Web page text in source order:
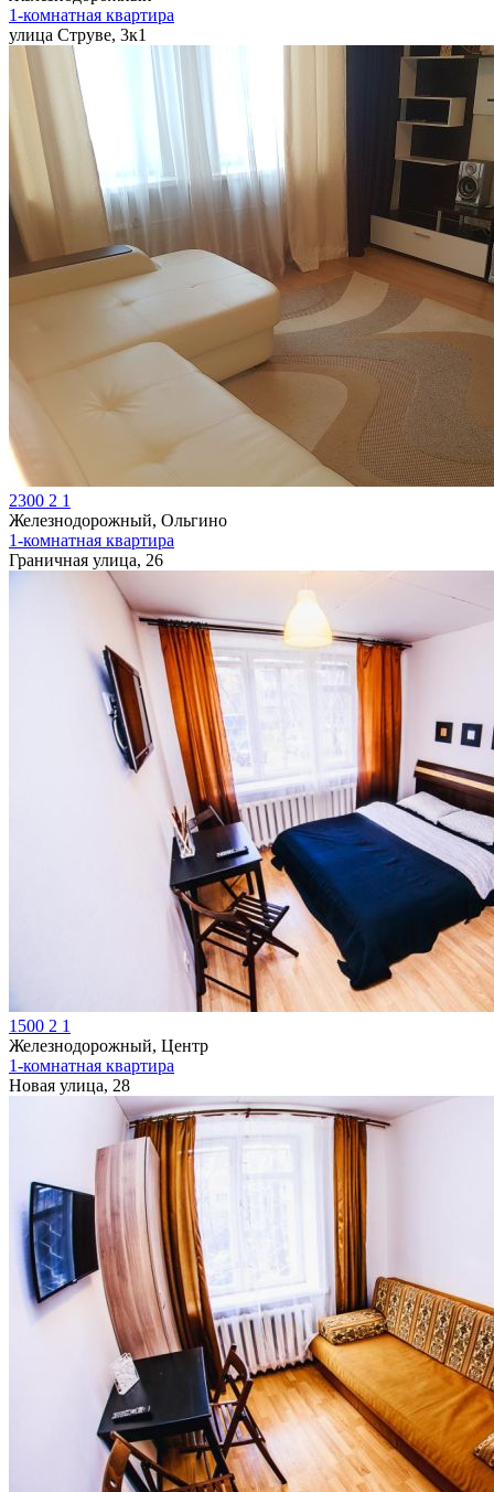
1-комнатная квартира
улица Струве, 3к1
2300 2 1
Железнодорожный, Ольгино
1-комнатная квартира
Граничная улица, 26
1500 2 1
Железнодорожный, Центр
1-комнатная квартира
Новая улица, 28